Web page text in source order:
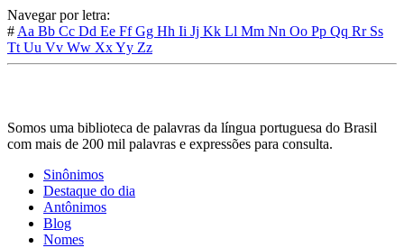
Navegar por letra:
# Aa Bb Cc Dd Ee FfGg Hh Ii Jj Kk Ll Mm Nn Oo Pp Qq Rr Ss
Tt Uu Vv Ww XxYy Zz
Somos uma biblioteca de palavras da língua portuguesa do Brasil
com mais de 200 mil palavras e expressões para consulta.
Sinônimos
Destaque do dia
Antônimos
Blog
Nomes